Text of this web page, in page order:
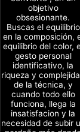
objetivo
obsesionante.
Buscas el equilibrio
en la composición,
equilibrio del color,
gesto personal
identificativo, la
riqueza y
de la técnica, y
cuando todo ello
funciona, llega la
insatisfacion y la
necesidad de subir